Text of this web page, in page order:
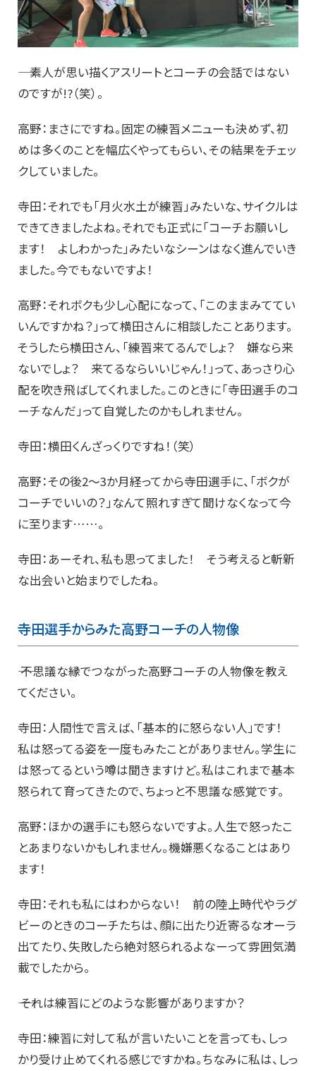
―― 素人が思い描くアスリートとコーチの会話ではない
のですが!?（笑）。
高野：まさにですね。固定の練習メニューも決めず、初
めは多くのことを幅広くやってもらい、その結果をチェッ
クしていました。
寺田：それでも「月火水土が練習」みたいな、サイクルは
できてきましたよね。それでも正式に「コーチお願いし
ます！ よしわかった」みたいなシーンはなく進んでいき
ました。今でもないですよ！
高野：それボクも少し心配になって、「このままみててい
いんですかね？」って横田さんに相談したことあります。
そうしたら横田さん、「練習来てるんでしょ？ 嫌なら来
ないでしょ？ 来てるならいいじゃん！」って、あっさり心
配を吹き飛ばしてくれました。このときに「寺田選手のコ
ーチなんだ」って自覚したのかもしれません。
寺田：横田くんざっくりですね！（笑）
高野：その後2～3か月経ってから寺田選手に、「ボクが
コーチでいいの？」なんて照れすぎて聞けなくなって今
に至ります……。
寺田：あーそれ、私も思ってました！ そう考えると斬新
な出会いと始まりでしたね。
寺田選手からみた高野コーチの人物像
―― 不思議な縁でつながった高野コーチの人物像を教え
てください。
寺田：人間性で言えば、「基本的に怒らない人」です！
私は怒ってる姿を一度もみたことがありません。学生に
は怒ってるという噂は聞きますけど。私はこれまで基本
怒られて育ってきたので、ちょっと不思議な感覚です。
高野：ほかの選手にも怒らないですよ。人生で怒ったこ
とあまりないかもしれません。機嫌悪くなることはあり
ます！
寺田：それも私にはわからない！ 前の陸上時代やラグ
ビーのときのコーチたちは、顔に出たり近寄るなオーラ
出てたり、失敗したら絶対怒られるよなーって雰囲気満
載でしたから。
―― それは練習にどのような影響がありますか？
寺田：練習に対して私が言いたいことを言っても、しっ
かり受け止めてくれる感じですかね。ちなみに私は、しっ